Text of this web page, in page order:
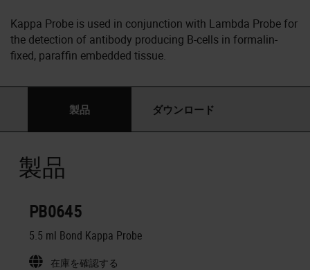
Kappa Probe is used in conjunction with Lambda Probe for
the detection of antibody producing B-cells in formalin-
fixed, paraffin embedded tissue.
製品 ダウンロード
製品
PB0645
5.5 ml Bond Kappa Probe
在庫を確認する